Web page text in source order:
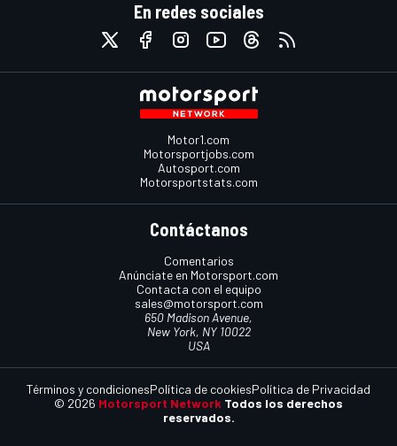
En redes sociales
Motor1.com
Motorsportjobs.com
Autosport.com
Motorsportstats.com
Contáctanos
Comentarios
Anúnciate en Motorsport.com
Contacta con el equipo
sales@motorsport.com
650 Madison Avenue,
New York, NY 10022
USA
© 2026 Motorsport Network Todos los derechos
reservados.
Términos y condicionesPolítica de cookiesPolítica de Privacidad